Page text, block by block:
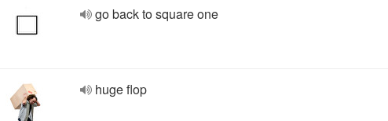
go back to square one
huge flop